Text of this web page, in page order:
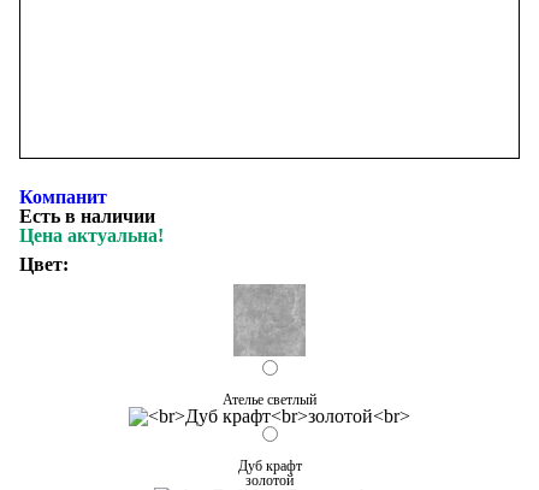
Компанит
Есть в наличии
Цена актуальна!
Цвет:
Ателье светлый
Дуб крафт
золотой